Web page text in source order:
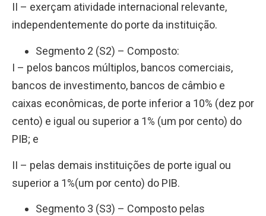
II – exerçam atividade internacional relevante,
independentemente do porte da instituição.
Segmento 2 (S2) – Composto:
I – pelos bancos múltiplos, bancos comerciais,
bancos de investimento, bancos de câmbio e
caixas econômicas, de porte inferior a 10% (dez por
cento) e igual ou superior a 1% (um por cento) do
PIB; e
II – pelas demais instituições de porte igual ou
superior a 1%(um por cento) do PIB.
Segmento 3 (S3) – Composto pelas